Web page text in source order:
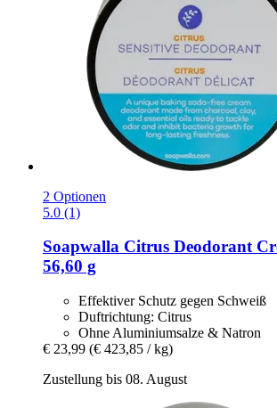
2 Optionen
5.0 (1)
Soapwalla Citrus Deodorant
56,60 g
Effektiver Schutz gegen Schweiß
Duftrichtung: Citrus
Ohne Aluminiumsalze & Natron
€ 23,99 (€ 423,85 / kg)
Zustellung bis 08. August